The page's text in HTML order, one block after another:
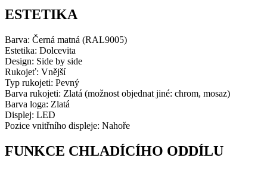
ESTETIKA
Barva: Černá matná (RAL9005)
Estetika: Dolcevita
Design: Side by side
Rukojeť: Vnější
Typ rukojeti: Pevný
Barva rukojeti: Zlatá (možnost objednat jiné: chrom, mosaz)
Barva loga: Zlatá
Displej: LED
Pozice vnitřního displeje: Nahoře
FUNKCE CHLADÍCÍHO ODDÍLU